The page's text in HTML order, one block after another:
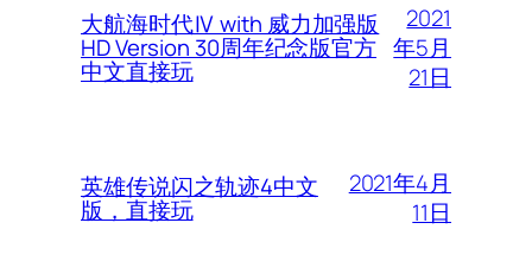
大航海时代Ⅳ with 威力加强版
HD Version 30周年纪念版官方
中文直接玩
2021
年5月
21日
英雄传说闪之轨迹4中文
版，直接玩
2021年4月
11日